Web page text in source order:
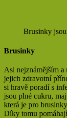
Brusinky
Brusinky
Asi nejznámějším
jejich zdravotní
si hravě poradí s
jsou plné cukru,
která je pro
Díky tomu